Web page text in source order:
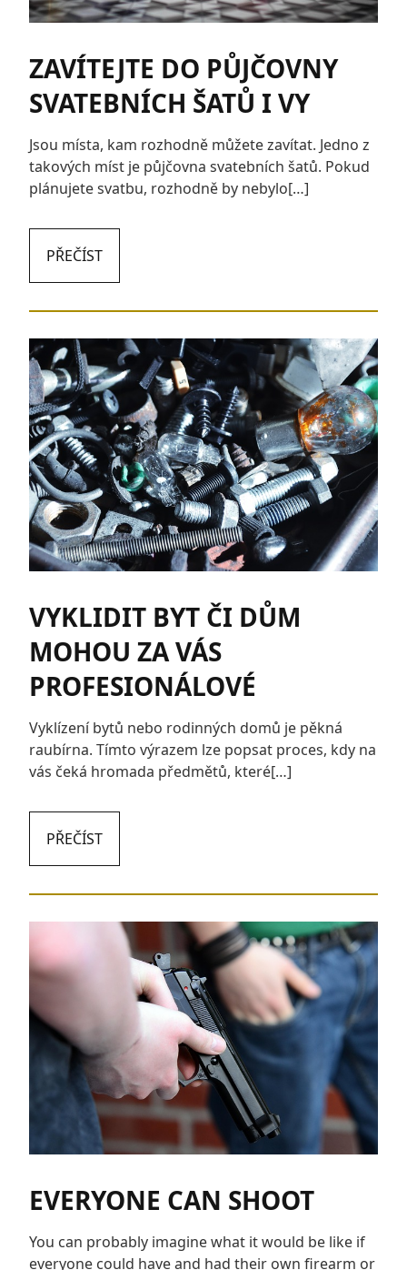
ZAVÍTEJTE DO PŮJČOVNY
SVATEBNÍCH ŠATŮ I VY
Jsou místa, kam rozhodně můžete zavítat. Jedno z
takových míst je půjčovna svatebních šatů. Pokud
plánujete svatbu, rozhodně by nebylo[…]
PŘEČÍST
VYKLIDIT BYT ČI DŮM
MOHOU ZA VÁS
PROFESIONÁLOVÉ
Vyklízení bytů nebo rodinných domů je pěkná
raubírna. Tímto výrazem lze popsat proces, kdy na
vás čeká hromada předmětů, které[…]
PŘEČÍST
EVERYONE CAN SHOOT
You can probably imagine what it would be like if
everyone could have and had their own firearm or